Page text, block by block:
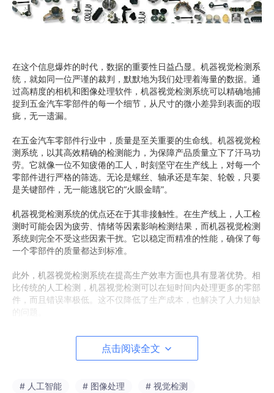
在这个信息爆炸的时代，数据的重要性日益凸显。机器视觉检测系
统，就如同一位严谨的裁判，默默地为我们处理着海量的数据。通
过高精度的相机和图像处理软件，机器视觉检测系统可以精确地捕
捉到五金汽车零部件的每一个细节，从尺寸的微小差异到表面的瑕
疵，无一遗漏。
在五金汽车零部件行业中，质量是至关重要的生命线。机器视觉检
测系统，以其高效精确的检测能力，为保障产品质量立下了汗马功
劳。它就像一位不知疲倦的工人，时刻坚守在生产线上，对每一个
零部件进行严格的筛选。无论是螺丝、轴承还是车架、轮毂，只要
是关键部件，无一能逃脱它的“火眼金睛”。
机器视觉检测系统的优点还在于其非接触性。在生产线上，人工检
测时可能会因为疲劳、情绪等因素影响检测结果，而机器视觉检测
系统则完全不受这些因素干扰。它以稳定而精准的性能，确保了每
一个零部件的质量都达到标准。
此外，机器视觉检测系统在提高生产效率方面也具有显著优势。相
比传统的人工检测，机器视觉检测可以在短时间内处理更多的零部
件，而且错误率极低。这不仅降低了生产成本，也解决了人力短缺
的问题。
总的来说，机器视觉检测系统在五金汽车零部件行业中的应用，无
疑为这个行业带来了新的革命。它以其精准、高效、非接触性的特
点，引领着五金汽车零部件行业向更高质量、更高效率的方向发
将在更多领域发挥其独特的优势，为人类创造更加美好的生活。
点击阅读全文
# 人工智能 # 图像处理 # 视觉检测